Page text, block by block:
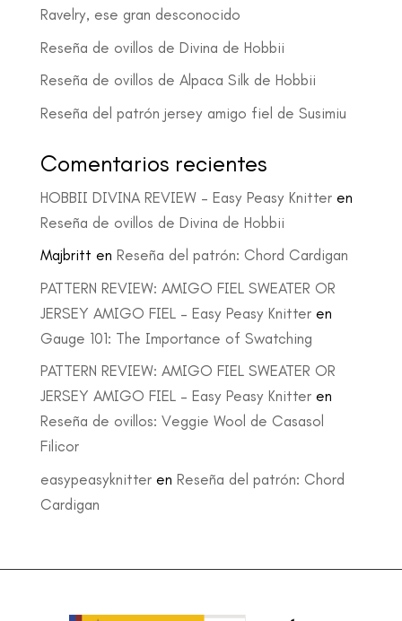
Ravelry, ese gran desconocido
Reseña de ovillos de Divina de Hobbii
Reseña de ovillos de Alpaca Silk de Hobbii
Reseña del patrón jersey amigo fiel de Susimiu
Comentarios recientes
HOBBII DIVINA REVIEW – Easy Peasy Knitteren
Reseña de ovillos de Divina de Hobbii
Majbritt en Reseña del patrón: Chord Cardigan
PATTERN REVIEW: AMIGO FIEL SWEATER OR
JERSEY AMIGO FIEL – Easy Peasy Knitteren
Gauge 101: The Importance of Swatching
PATTERN REVIEW: AMIGO FIEL SWEATER OR
JERSEY AMIGO FIEL – Easy Peasy Knitteren
Reseña de ovillos: Veggie Wool de Casasol
Filicor
easypeasyknitteren Reseña del patrón: Chord
Cardigan